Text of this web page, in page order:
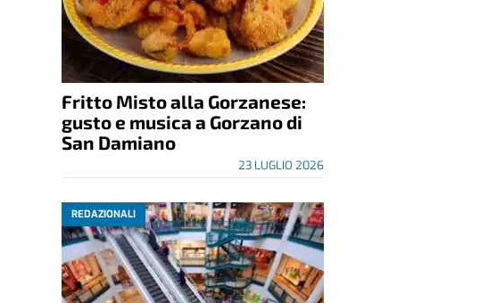
Fritto Misto alla Gorzanese:
gusto e musica a Gorzano di
San Damiano
23 LUGLIO 2026
REDAZIONALI